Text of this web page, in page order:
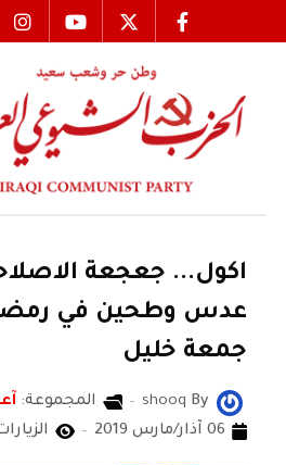
اكول... جعجعة
عدس وطحين في
جمعة خليل
By
shooq المجموعة:
06 آذار/مارس 2019
الزيارات: